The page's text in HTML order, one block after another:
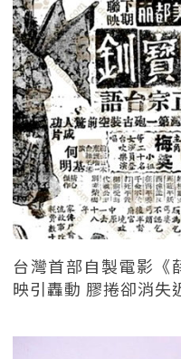
台灣首部自製電影《
映引轟動 膠捲卻消失